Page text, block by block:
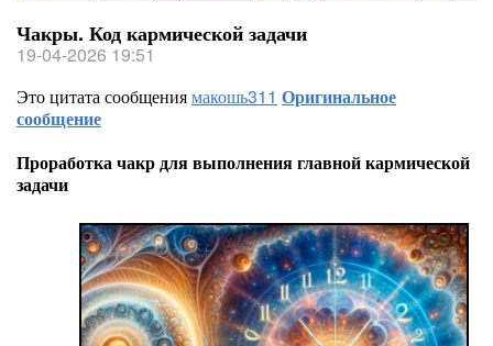
Чакры. Код кармической задачи
19-04-2026 19:51
Это цитата сообщениямакошь311 Оригинальное
сообщение
Проработка чакр для выполнения главной кармической
задачи